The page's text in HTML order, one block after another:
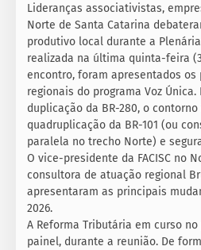
Lideranças associativistas,
Norte de Santa Catarina
produtivo local durante a Plenária
realizada na última quinta-feira
encontro, foram apresentados
regionais do programa Voz
duplicação da BR-280, o
quadruplicação da BR-101 (ou
paralela no trecho Norte) e
O vice-presidente da FACISC no
consultora de atuação regional
apresentaram as principais
2026.
A Reforma Tributária em curso
painel, durante a reunião. De